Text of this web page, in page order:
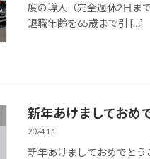
度の導入（完全週休2日ま
退職年齢を65歳まで引 […]
新年あけましておめ
2024.1.1
新年あけましておめでと